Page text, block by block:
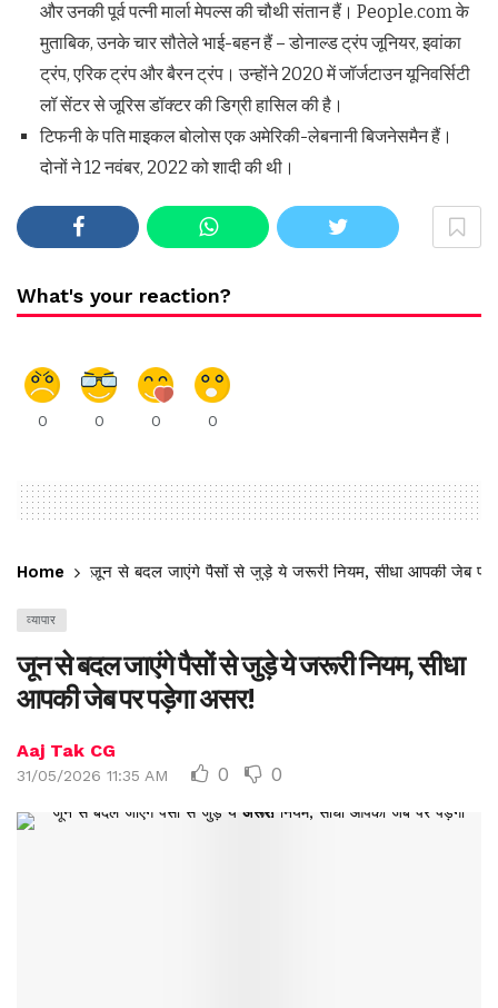
और उनकी पूर्व पत्नी मार्ला मेपल्स की चौथी संतान हैं। People.com के
मुताबिक, उनके चार सौतेले भाई-बहन हैं – डोनाल्ड ट्रंप जूनियर, इवांका
ट्रंप, एरिक ट्रंप और बैरन ट्रंप। उन्होंने 2020 में जॉर्जटाउन यूनिवर्सिटी
लॉ सेंटर से जूरिस डॉक्टर की डिग्री हासिल की है।
टिफनी के पति माइकल बोलोस एक अमेरिकी-लेबनानी बिजनेसमैन हैं।
दोनों ने 12 नवंबर, 2022 को शादी की थी।
What's your reaction?
0 0 0 0
Home जून से बदल जाएंगे पैसों से जुड़े ये जरूरी नियम, सीधा आपकी जेब पर
व्यापार
जून से बदल जाएंगे पैसों से जुड़े ये जरूरी नियम, सीधा
आपकी जेब पर पड़ेगा असर!
Aaj Tak CG
31/05/2026 11:35 AM 0 0